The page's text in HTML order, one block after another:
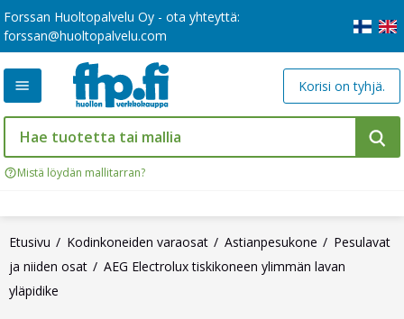
Forssan Huoltopalvelu Oy - ota yhteyttä:
forssan@huoltopalvelu.com
Mistä löydän mallitarran?
Korisi on tyhjä.
Etusivu Kodinkoneiden varaosat Astianpesukone
Pesulavat
ja niiden osat
AEG Electrolux tiskikoneen ylimmän lavan
yläpidike